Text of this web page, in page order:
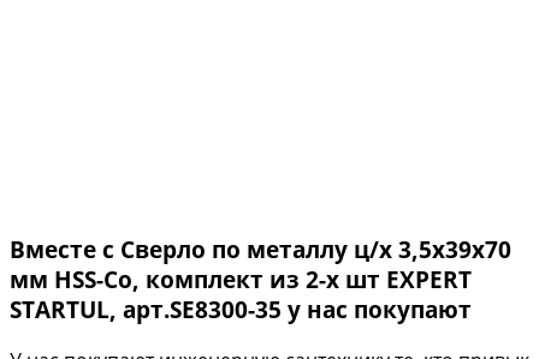
Вместе с Сверло по металлу ц/х 3,5х39х70
мм HSS-Co, комплект из 2-х шт EXPERT
STARTUL, арт.SE8300-35 у нас покупают